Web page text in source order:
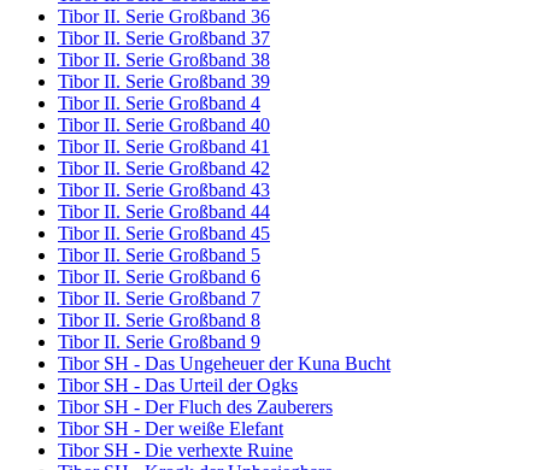
Tibor II. Serie Großband 36
Tibor II. Serie Großband 37
Tibor II. Serie Großband 38
Tibor II. Serie Großband 39
Tibor II. Serie Großband 4
Tibor II. Serie Großband 40
Tibor II. Serie Großband 41
Tibor II. Serie Großband 42
Tibor II. Serie Großband 43
Tibor II. Serie Großband 44
Tibor II. Serie Großband 45
Tibor II. Serie Großband 5
Tibor II. Serie Großband 6
Tibor II. Serie Großband 7
Tibor II. Serie Großband 8
Tibor II. Serie Großband 9
Tibor SH - Das Ungeheuer der Kuna Bucht
Tibor SH - Das Urteil der Ogks
Tibor SH - Der Fluch des Zauberers
Tibor SH - Der weiße Elefant
Tibor SH - Die verhexte Ruine